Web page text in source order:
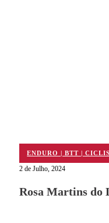
ENDURO | BTT |
2 de Julho, 2024
Rosa Martins do